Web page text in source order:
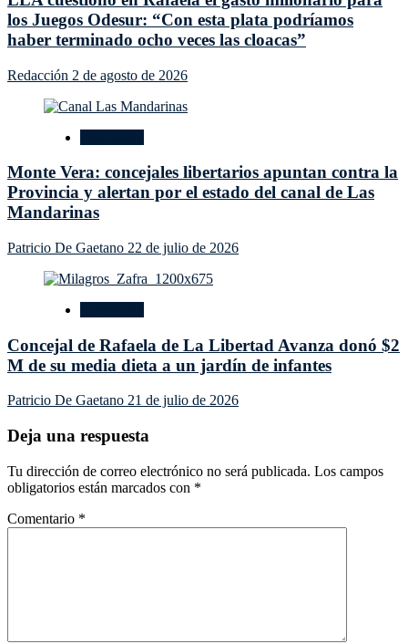
los Juegos Odesur: “Con esta plata podríamos
haber terminado ocho veces las cloacas”
Redacción 2 de agosto de 2026
Monte Vera: concejales libertarios apuntan contra la
Provincia y alertan por el estado del canal de Las
Mandarinas
Patricio De Gaetano 22 de julio de 2026
Concejal de Rafaela de La Libertad Avanza donó $2
M de su media dieta a un jardín de infantes
Patricio De Gaetano 21 de julio de 2026
Deja una respuesta
Tu dirección de correo electrónico no será publicada. Los campos
obligatorios están marcados con *
Comentario *